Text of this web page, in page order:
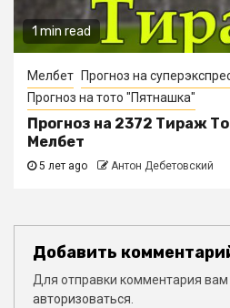
1 min read
Мелбет
Прогноз на
Прогноз на тото "Пятнашка"
Прогноз на 2372 Тираж
Мелбет
5 лет ago Антон Дебетовский
Добавить
Для отправки комментария
авторизоваться.